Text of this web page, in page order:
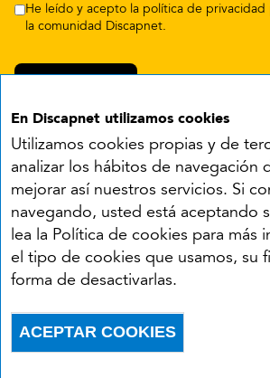
En Discapnet utilizamos cookies
Utilizamos cookies propias y de
analizar los hábitos de navegación
mejorar así nuestros servicios. Si
navegando, usted está aceptando
lea la Política de cookies para más
el tipo de cookies que usamos, su
forma de desactivarlas.
ACEPTAR COOKIES
He leído y acepto la política de
la comunidad Discapnet.
Síguenos en:
YouTube
Menú del pie
AccesibilidadAviso legal
Política de privacidad